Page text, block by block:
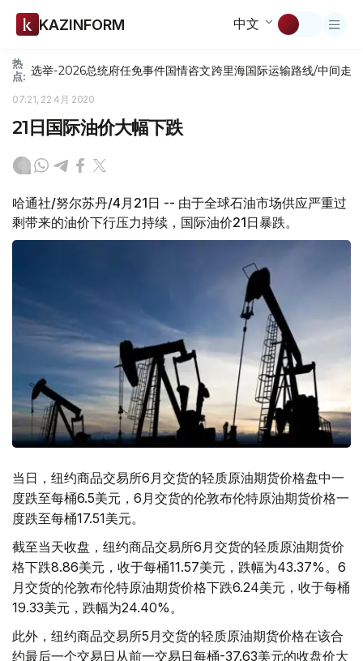
KAZINFORM 中文
热
点: 选举-2026总统府任免事件国情咨文跨里海国际运输路线/中间走廊
07:21, 22 4月 2020
21日国际油价大幅下跌
哈通社/努尔苏丹/4月21日 -- 由于全球石油市场供应严重过
剩带来的油价下行压力持续，国际油价21日暴跌。
当日，纽约商品交易所6月交货的轻质原油期货价格盘中一
度跌至每桶6.5美元，6月交货的伦敦布伦特原油期货价格一
度跌至每桶17.51美元。
截至当天收盘，纽约商品交易所6月交货的轻质原油期货价
格下跌8.86美元，收于每桶11.57美元，跌幅为43.37%。6
月交货的伦敦布伦特原油期货价格下跌6.24美元，收于每桶
19.33美元，跌幅为24.40%。
此外，纽约商品交易所5月交货的轻质原油期货价格在该合
约最后一个交易日从前一交易日每桶-37.63美元的收盘价大